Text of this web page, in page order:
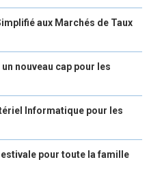
aux Marchés de Taux
nouveau cap pour les
Informatique pour les
pour toute la famille